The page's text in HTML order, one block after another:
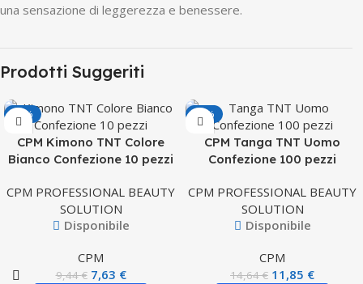
una sensazione di leggerezza e benessere.
Prodotti Suggeriti
-19%
CPM Kimono TNT Colore
Bianco Confezione 10 pezzi
CPM PROFESSIONAL BEAUTY
SOLUTION
Disponibile
CPM
9,44€ 7,63 €
-19%
CPM Tanga TNT Uomo
Confezione 100 pezzi
CPM PROFESSIONAL BEAUTY
SOLUTION
Disponibile
CPM
14,64€ 11,85 €